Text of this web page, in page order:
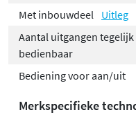
Met inbouwdeel
Uitleg
Aantal uitgangen tegelijk
bedienbaar
Bediening voor aan/uit
Merkspecifieke